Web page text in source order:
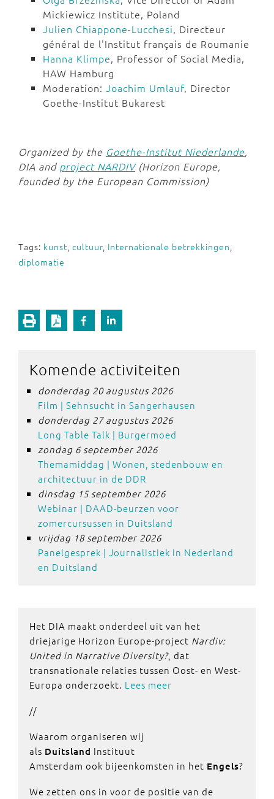
Mickiewicz Institute, Poland
Julien Chiappone-Lucchesi, Directeur
général de l'Institut français de Roumanie
Hanna Klimpe, Professor of Social Media,
HAW Hamburg
Moderation: Joachim Umlauf, Director
Goethe-Institut Bukarest
Organized by the Goethe-Institut Niederlande,
DIA and project NARDIV(Horizon Europe,
founded by the European Commission)
Tags: kunst, cultuur, Internationale betrekkingen,
diplomatie
Komende activiteiten
donderdag 20 augustus 2026
Film | Sehnsucht in Sangerhausen
donderdag 27 augustus 2026
Long Table Talk | Burgermoed
zondag 6 september 2026
Themamiddag | Wonen, stedenbouw en
architectuur in de DDR
dinsdag 15 september 2026
Webinar | DAAD-beurzen voor
zomercursussen in Duitsland
vrijdag 18 september 2026
Panelgesprek | Journalistiek in Nederland
en Duitsland
Het DIA maakt onderdeel uit van het
driejarige Horizon Europe-project Nardiv:
United in Narrative Diversity?, dat
transnationale relaties tussen Oost- en West-
Europa onderzoekt. Lees meer
//
Waarom organiseren wij
als Duitsland Instituut
Amsterdam ook bijeenkomsten in het Engels?
We zetten ons in voor de positie van de